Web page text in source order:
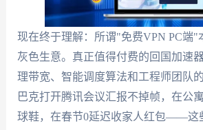
现在终于理解：所谓"免费VPN PC端"
灰色生意。真正值得付费的回国加速
理带宽、智能调度算法和工程师团队
巴克打开腾讯会议汇报不掉帧，在公
球鞋，在春节0延迟收家人红包——这